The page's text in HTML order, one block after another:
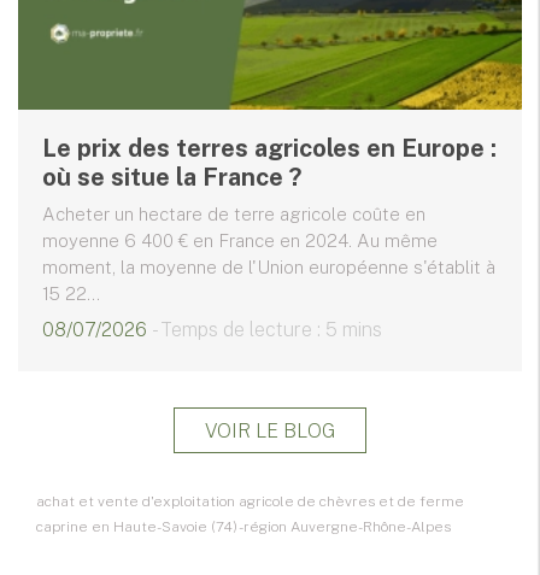
Le prix des terres agricoles en Europe :
où se situe la France ?
Acheter un hectare de terre agricole coûte en
moyenne 6 400 € en France en 2024. Au même
moment, la moyenne de l'Union européenne s'établit à
15 22...
08/07/2026 - Temps de lecture : 5 mins
VOIR LE BLOG
achat et vente d'exploitation agricole de chèvres et de ferme
caprine en Haute-Savoie (74) - région Auvergne-Rhône-Alpes